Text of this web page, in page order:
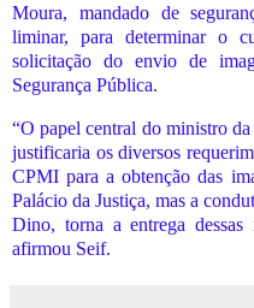
Moura, mandado de
liminar, para determinar o
solicitação do envio de
Segurança Pública.
“O papel central do ministro da
justificaria os diversos
CPMI para a obtenção das
Palácio da Justiça, mas a
Dino, torna a entrega dessas
afirmou Seif.